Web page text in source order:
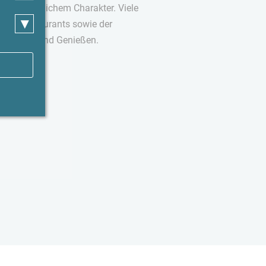
Charakter. Viele
und Restaurants sowie der
und Genießen.
Lodge.
▾